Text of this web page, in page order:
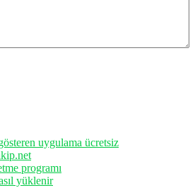
uygulama ücretsiz
programı
yüklenir